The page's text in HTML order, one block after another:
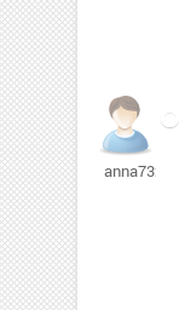
anna732008